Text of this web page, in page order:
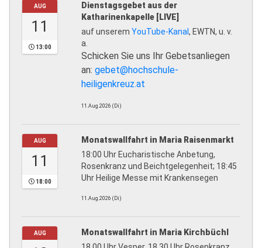
AUG
11
13:00
Dienstagsgebet aus der
Katharinenkapelle [LIVE]
auf unserem YouTube-Kanal, EWTN, u. v.
a.
Schicken Sie uns Ihr Gebetsanliegen
an: gebet@hochschule-
heiligenkreuz.at
11.Aug.2026 (Di)
AUG
11
18:00
Monatswallfahrt in Maria Raisenmarkt
18:00 Uhr Eucharistische Anbetung,
Rosenkranz und Beichtgelegenheit; 18:45
Uhr Heilige Messe mit Krankensegen
11.Aug.2026 (Di)
AUG
Monatswallfahrt in Maria Kirchbüchl